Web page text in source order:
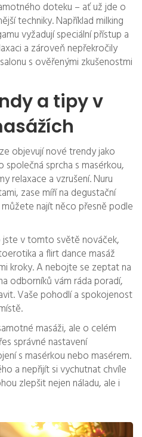
doteku – ať už jde o
techniky. Například milking
vyžadují speciální přístup a
a zároveň nepřekročily
s ověřenými zkušenostmi
a tipy v
objevují nové trendy jako
sprcha s masérkou,
relaxace a vzrušení. Nuru
zase míří na degustační
najít něco přesně podle
v tomto světě nováček,
a flirt dance masáž
kroky. A nebojte se zeptat na
odborníků vám ráda poradí,
Vaše pohodlí a spokojenost
masáži, ale o celém
správné nastavení
s masérkou nebo masérem.
a nepřijít si vychutnat chvíle
zlepšit nejen náladu, ale i